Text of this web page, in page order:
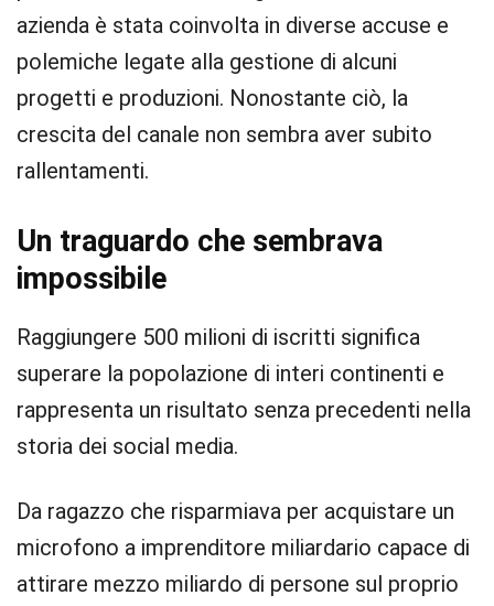
azienda è stata coinvolta in diverse accuse e
polemiche legate alla gestione di alcuni
progetti e produzioni. Nonostante ciò, la
crescita del canale non sembra aver subito
rallentamenti.
Un traguardo che sembrava
impossibile
Raggiungere 500 milioni di iscritti significa
superare la popolazione di interi continenti e
rappresenta un risultato senza precedenti nella
storia dei social media.
Da ragazzo che risparmiava per acquistare un
microfono a imprenditore miliardario capace di
attirare mezzo miliardo di persone sul proprio